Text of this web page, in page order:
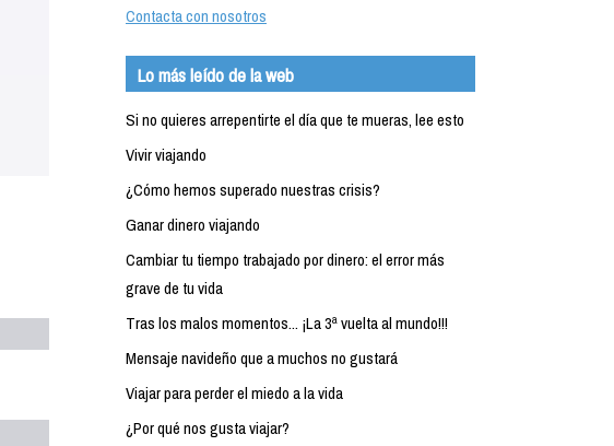
Contacta con nosotros
Lo más leído de la web
Si no quieres arrepentirte el día que te mueras, lee esto
Vivir viajando
¿Cómo hemos superado nuestras crisis?
Ganar dinero viajando
Cambiar tu tiempo trabajado por dinero: el error más
grave de tu vida
Tras los malos momentos... ¡La 3ª vuelta al mundo!!!
Mensaje navideño que a muchos no gustará
Viajar para perder el miedo a la vida
¿Por qué nos gusta viajar?